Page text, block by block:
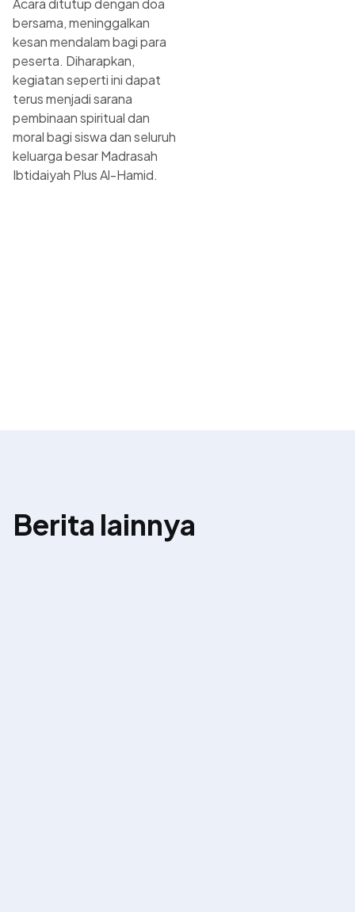
Acara ditutup dengan doa
bersama, meninggalkan
kesan mendalam bagi para
peserta. Diharapkan,
kegiatan seperti ini dapat
terus menjadi sarana
pembinaan spiritual dan
moral bagi siswa dan seluruh
keluarga besar Madrasah
Ibtidaiyah Plus Al-Hamid.
Berita lainnya